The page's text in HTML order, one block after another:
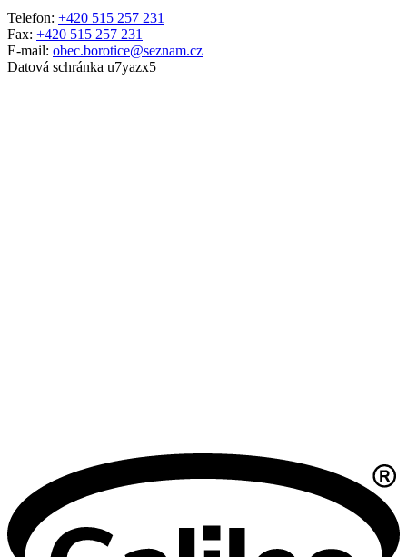
Telefon: +420 515 257 231
Fax: +420 515 257 231
E-mail: obec.borotice@seznam.cz
Datová schránka u7yazx5